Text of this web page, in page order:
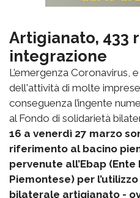
Artigianato, 433
integrazione
L’emergenza Coronavirus,
dell'attività di molte
conseguenza l’ingente
al Fondo di solidarietà
16 a venerdì 27 marzo
riferimento al bacino
pervenute all’Ebap
Piemontese) per
bilaterale artigianato -